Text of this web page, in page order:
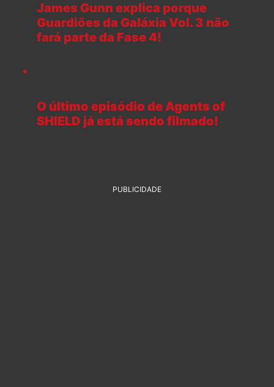
James Gunn explica porque
Guardiões da Galáxia Vol. 3 não
fará parte da Fase 4!
O último episódio de Agents of
SHIELD já está sendo filmado!
PUBLICIDADE